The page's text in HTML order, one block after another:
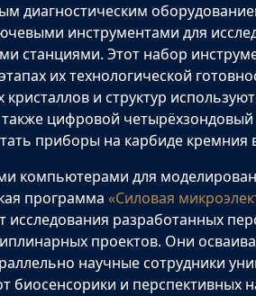
диагностическим
инструментами для
станциями. Этот набор
их технологической
кристаллов и структур
цифровой
приборы на карбиде кремния
для
программа «Силовая
исследования разработанных
проектов. Они
научные сотрудники
и перспективных